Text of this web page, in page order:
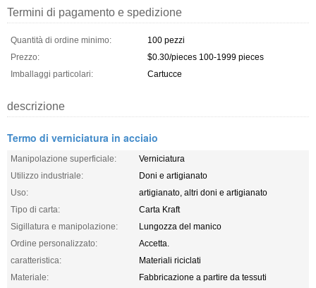
Termini di pagamento e spedizione
Quantità di ordine minimo:
100 pezzi
Prezzo:
$0.30/pieces 100-1999 pieces
Imballaggi particolari:
Cartucce
descrizione
Termo di verniciatura in acciaio
Manipolazione superficiale:
Verniciatura
Utilizzo industriale:
Doni e artigianato
Uso:
artigianato, altri doni e artigianato
Tipo di carta:
Carta Kraft
Sigillatura e manipolazione:
Lungozza del manico
Ordine personalizzato:
Accetta.
caratteristica:
Materiali riciclati
Materiale:
Fabbricazione a partire da tessuti